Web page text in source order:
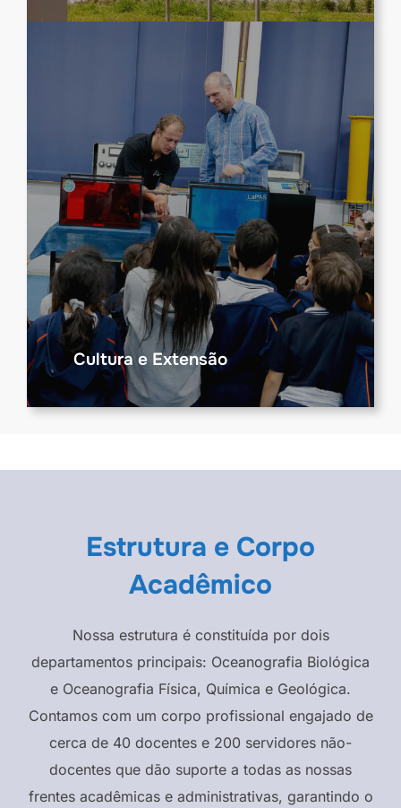
Cultura e Extensão
Estrutura e Corpo
Acadêmico
Nossa estrutura é constituída por dois
departamentos principais: Oceanografia Biológica
e Oceanografia Física, Química e Geológica.
Contamos com um corpo profissional engajado de
cerca de 40 docentes e 200 servidores não-
docentes que dão suporte a todas as nossas
frentes acadêmicas e administrativas, garantindo o